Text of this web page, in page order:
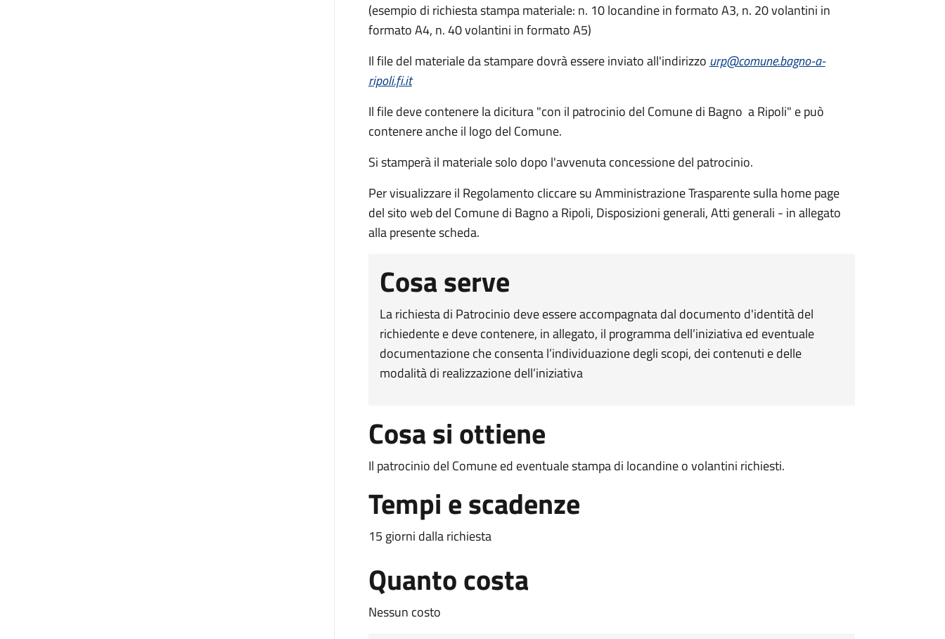
(esempio di richiesta stampa materiale: n. 10 locandine in formato A3, n. 20 volantini in
formato A4, n. 40 volantini in formato A5)
Il file del materiale da stampare dovrà essere inviato all'indirizzo urp@comune.bagno-a-
ripoli.fi.it
Il file deve contenere la dicitura "con il patrocinio del Comune di Bagno a Ripoli" e può
contenere anche il logo del Comune.
Si stamperà il materiale solo dopo l'avvenuta concessione del patrocinio.
Per visualizzare il Regolamento cliccare su Amministrazione Trasparente sulla home page
del sito web del Comune di Bagno a Ripoli, Disposizioni generali, Atti generali - in allegato
alla presente scheda.
Cosa serve
La richiesta di Patrocinio deve essere accompagnata dal documento d'identità del
richiedente e deve contenere, in allegato, il programma dell’iniziativa ed eventuale
documentazione che consenta l’individuazione degli scopi, dei contenuti e delle
modalità di realizzazione dell’iniziativa
Cosa si ottiene
Il patrocinio del Comune ed eventuale stampa di locandine o volantini richiesti.
Tempi e scadenze
15 giorni dalla richiesta
Quanto costa
Nessun costo